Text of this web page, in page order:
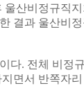
산비정규직
결과 울산비
다. 전체 비정
면서 반쪽자